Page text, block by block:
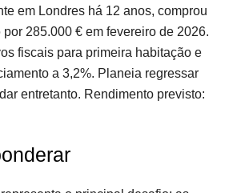
em Londres há 12 anos, comprou
por 285.000 € em fevereiro de 2026.
fiscais para primeira habitação e
a 3,2%. Planeia regressar
entretanto. Rendimento previsto: